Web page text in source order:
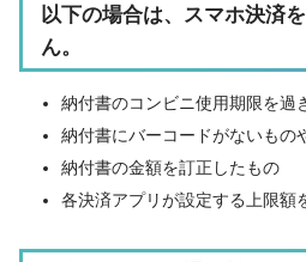
以下の場合は、スマホ決済
ん。
納付書のコンビニ使用期限を過
納付書にバーコードがないもの
納付書の金額を訂正したもの
各決済アプリが設定する上限額